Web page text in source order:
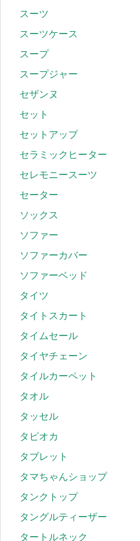
スーツ
スーツケース
スープ
スープジャー
セザンヌ
セット
セットアップ
セラミックヒーター
セレモニースーツ
セーター
ソックス
ソファー
ソファーカバー
ソファーベッド
タイツ
タイトスカート
タイムセール
タイヤチェーン
タイルカーペット
タオル
タッセル
タピオカ
タブレット
タマちゃんショップ
タンクトップ
タングルティーザー
タートルネック